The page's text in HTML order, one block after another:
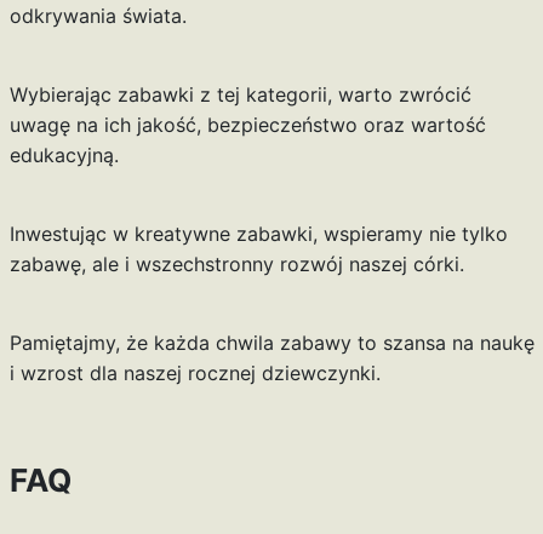
odkrywania świata.
Wybierając zabawki z tej kategorii, warto zwrócić
uwagę na ich jakość, bezpieczeństwo oraz wartość
edukacyjną.
Inwestując w kreatywne zabawki, wspieramy nie tylko
zabawę, ale i wszechstronny rozwój naszej córki.
Pamiętajmy, że każda chwila zabawy to szansa na naukę
i wzrost dla naszej rocznej dziewczynki.
FAQ